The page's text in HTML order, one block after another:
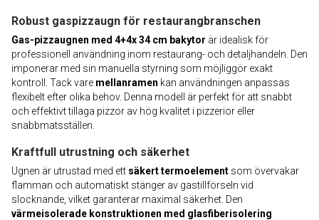
Robust gaspizzaugn för restaurangbranschen
Gas-pizzaugnen med 4+4x 34 cm bakytor är idealisk för
professionell användning inom restaurang- och detaljhandeln. Den
imponerar med sin manuella styrning som möjliggör exakt
kontroll. Tack vare mellanramen kan användningen anpassas
flexibelt efter olika behov. Denna modell är perfekt för att snabbt
och effektivt tillaga pizzor av hög kvalitet i pizzerior eller
snabbmatsställen.
Kraftfull utrustning och säkerhet
Ugnen är utrustad med ett säkert termoelement som övervakar
flamman och automatiskt stänger av gastillförseln vid
slocknande, vilket garanterar maximal säkerhet. Den
värmeisolerade konstruktionen med glasfiberisolering